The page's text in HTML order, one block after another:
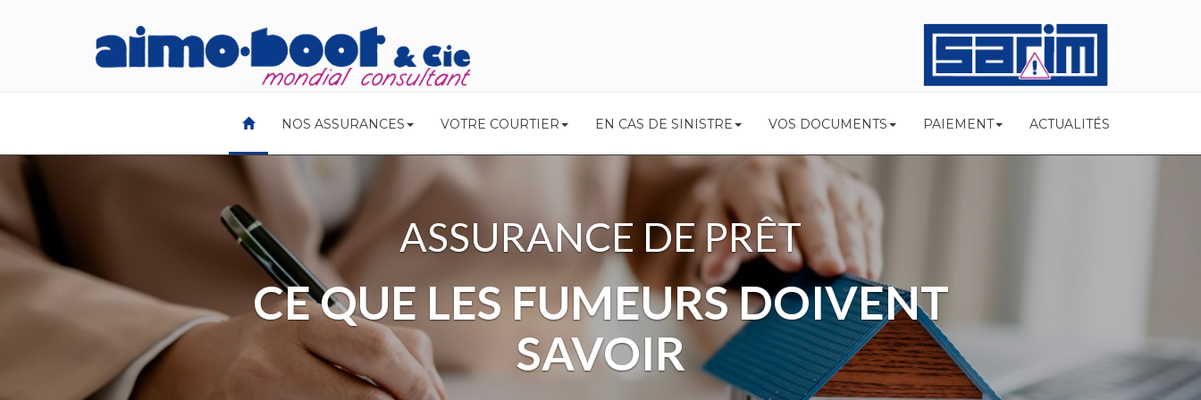
(CURRENT)
NOS ASSURANCES VOTRE COURTIER EN CAS DE SINISTRE VOS DOCUMENTS PAIEMENT ACTUALITÉS
RETRAIT DE PERMIS
COMMENT CELA IMPACTE
VOTRE ASSURANCE AUTO ?